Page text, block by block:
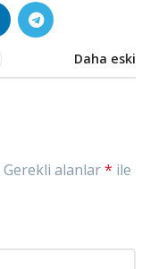
Daha eski
Gerekli alanlar* ile